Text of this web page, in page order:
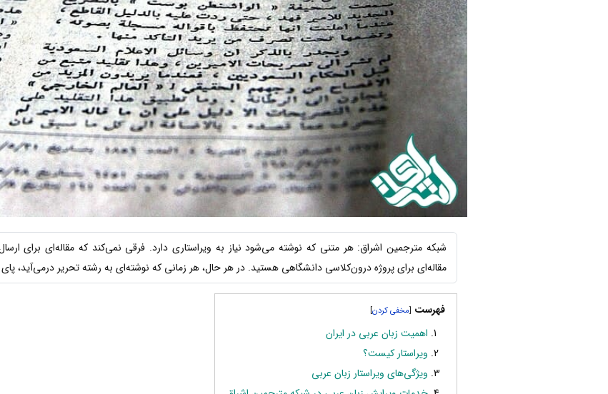
شبکه مترجمین اشراق: هر متنی که نوشته می‌شود نیاز به ویراستاری دارد. فرقی نمی‌کند که مقاله‌ای برای
مقاله‌ای برای پروژه‌ درون‌کلاسی دانشگاهی هستید. در هر حال، هر زمانی که نوشته‌ای به رشته تحریر درمی‌آید،
فهرست [
]
اهمیت زبان عربی در ایران
ویراستار کیست؟
ویژگی‌های ویراستار زبان عربی